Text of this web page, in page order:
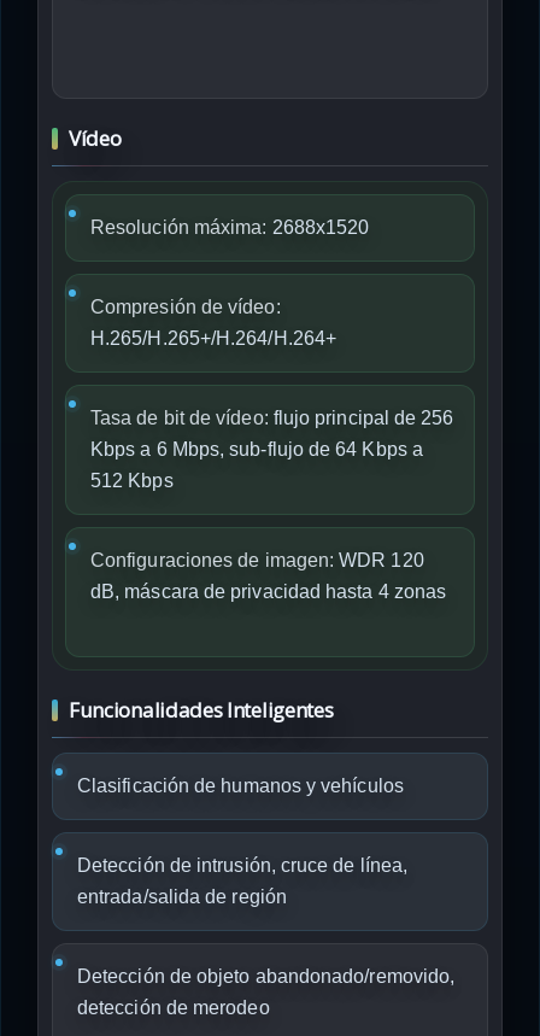
Vídeo
Resolución máxima: 2688x1520
Compresión de vídeo:
H.265/H.265+/H.264/H.264+
Tasa de bit de vídeo: flujo principal de 256
Kbps a 6 Mbps, sub-flujo de 64 Kbps a
512 Kbps
Configuraciones de imagen: WDR 120
dB, máscara de privacidad hasta 4 zonas
Funcionalidades Inteligentes
Clasificación de humanos y vehículos
Detección de intrusión, cruce de línea,
entrada/salida de región
Detección de objeto abandonado/removido,
detección de merodeo